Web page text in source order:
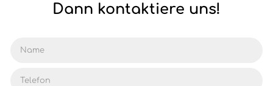
Dann kontaktiere uns!